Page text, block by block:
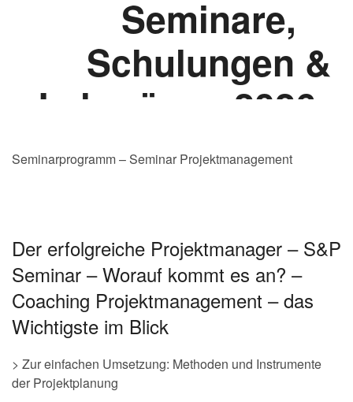
Seminarprogramm – Seminar Projektmanagement
Der erfolgreiche Projektmanager – S&P
Seminar – Worauf kommt es an? –
Coaching Projektmanagement – das
Wichtigste im Blick
> Zur einfachen Umsetzung: Methoden und Instrumente
der Projektplanung